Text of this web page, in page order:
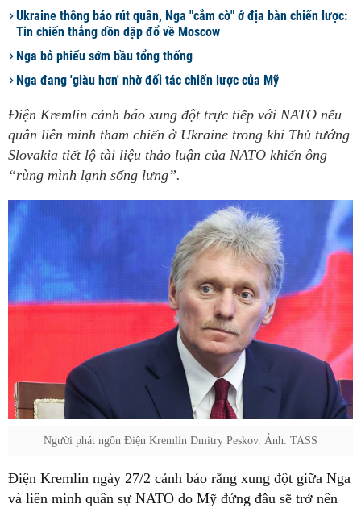
Ukraine thông báo rút quân, Nga "cắm cờ" ở địa bàn chiến lược:
Tin chiến thắng dồn dập đổ về Moscow
Nga bỏ phiếu sớm bầu tổng thống
Nga đang 'giàu hơn' nhờ đối tác chiến lược của Mỹ
Điện Kremlin cảnh báo xung đột trực tiếp với NATO nếu
quân liên minh tham chiến ở Ukraine trong khi Thủ tướng
Slovakia tiết lộ tài liệu thảo luận của NATO khiến ông
“rùng mình lạnh sống lưng”.
Người phát ngôn Điện Kremlin Dmitry Peskov. Ảnh: TASS
Điện Kremlin ngày 27/2 cảnh báo rằng xung đột giữa Nga
và liên minh quân sự NATO do Mỹ đứng đầu sẽ trở nên